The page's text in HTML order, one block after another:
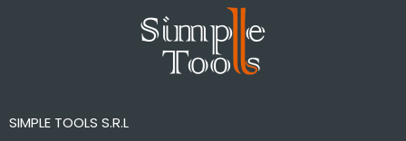
SIMPLE TOOLS S.R.L